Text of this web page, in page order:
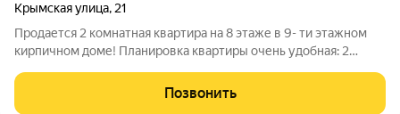
Крымская улица, 21
Продается 2 комнатная квартира на 8 этаже в 9- ти этажном
кирпичном доме! Планировка квартиры очень удобная: 2
просторная кухня! Квартира с мебелью , техникой и ремонтом
без износа, в состоянии
Позвонить